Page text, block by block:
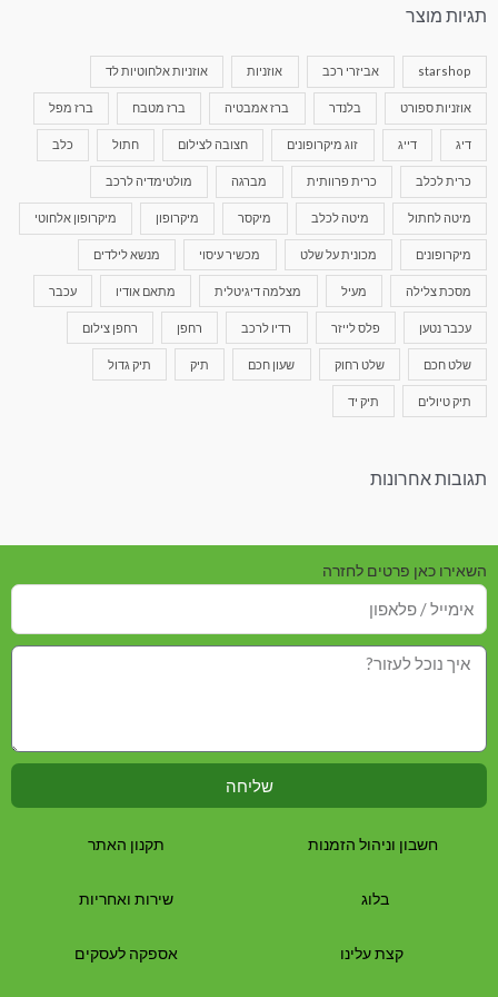
תגיות מוצר
starshop אביזרי רכב אוזניות אוזניות אלחוטיות לד
אוזניות ספורט בלנדר ברז אמבטיה ברז מטבח ברז מפל
דיג דייג זוג מיקרופונים חצובה לצילום חתול כלב
כרית לכלב כרית פרוותית מברגה מולטימדיה לרכב
מיטה לחתול מיטה לכלב מיקסר מיקרופון מיקרופון אלחוטי
מיקרופונים מכונית על שלט מכשיר עיסוי מנשא לילדים
מסכת צלילה מעיל מצלמה דיגיטלית מתאם אודיו עכבר
עכבר נטען פלס לייזר רדיו לרכב רחפן רחפן צילום
שלט חכם שלט רחוק שעון חכם תיק תיק גדול
תיק טיולים תיק יד
תגובות אחרונות
השאירו כאן פרטים לחזרה
שליחה
חשבון וניהול הזמנות
בלוג
קצת עלינו
תקנון האתר
שירות ואחריות
אספקה לעסקים